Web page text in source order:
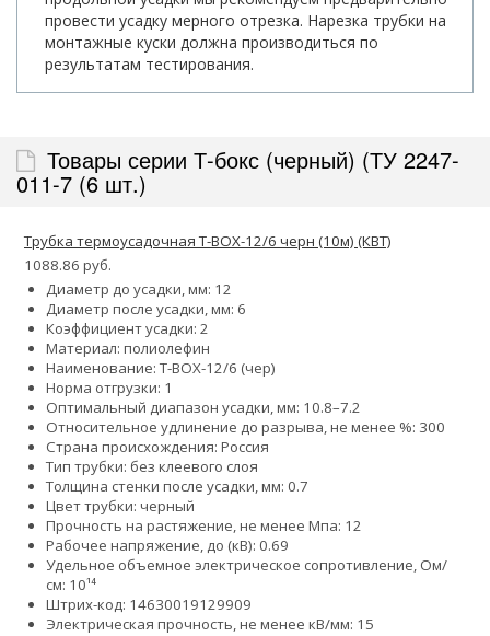
провести усадку мерного отрезка. Нарезка трубки на
монтажные куски должна производиться по
результатам тестирования.
Товары серии Т-бокс (черный) (ТУ 2247-
011-7 (6 шт.)
Трубка термоусадочная Т-BOX-12/6 черн (10м) (КВТ)
1088.86 руб.
Диаметр до усадки, мм: 12
Диаметр после усадки, мм: 6
Коэффициент усадки: 2
Материал: полиолефин
Наименование: Т-BOX-12/6 (чер)
Норма отгрузки: 1
Оптимальный диапазон усадки, мм: 10.8–7.2
Относительное удлинение до разрыва, не менее %: 300
Страна происхождения: Россия
Тип трубки: без клеевого слоя
Толщина стенки после усадки, мм: 0.7
Цвет трубки: черный
Прочность на растяжение, не менее Мпа: 12
Рабочее напряжение, до (кВ): 0.69
Удельное объемное электрическое сопротивление, Ом/
см: 10¹⁴
Штрих-код: 14630019129909
Электрическая прочность, не менее кВ/мм: 15